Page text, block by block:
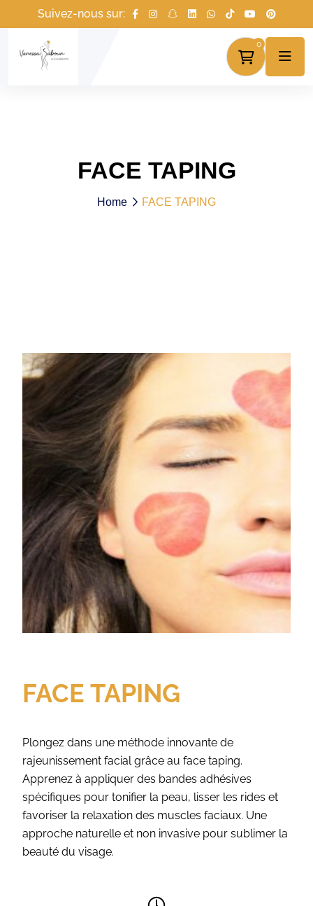
Suivez-nous sur:
0
FACE TAPING
Home FACE TAPING
FACE TAPING
Plongez dans une méthode innovante de
rajeunissement facial grâce au face taping.
Apprenez à appliquer des bandes adhésives
spécifiques pour tonifier la peau, lisser les rides et
favoriser la relaxation des muscles faciaux. Une
approche naturelle et non invasive pour sublimer la
beauté du visage.